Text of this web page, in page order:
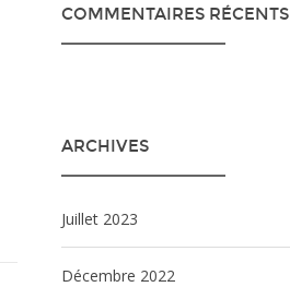
COMMENTAIRES RÉCENTS
ARCHIVES
juillet 2023
décembre 2022